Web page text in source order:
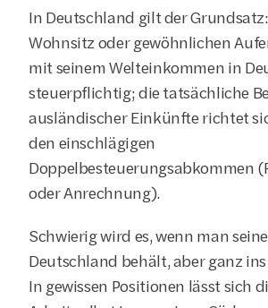
In Deutschland gilt der
Wohnsitz oder gewöhnlichen
mit seinem Welteinkommen in
steuerpflichtig; die tatsächliche
ausländischer Einkünfte richtet
den einschlägigen
Doppelbesteuerungsabkommen
oder Anrechnung).
Schwierig wird es, wenn man
Deutschland behält, aber ganz
In gewissen Positionen lässt sich